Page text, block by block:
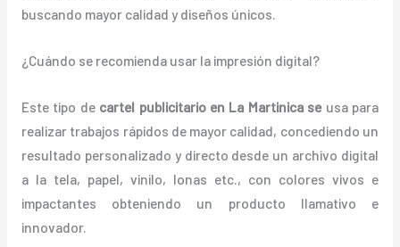
buscando mayor calidad y diseños únicos.
¿Cuándo se recomienda usar la impresión digital?
Este tipo de cartel publicitario en La Martinica seusa para
realizar trabajos rápidos de mayor calidad, concediendo un
resultado personalizado y directo desde un archivo digital
a la tela, papel, vinilo, lonas etc., con colores vivos e
impactantes obteniendo un producto llamativo e
innovador.